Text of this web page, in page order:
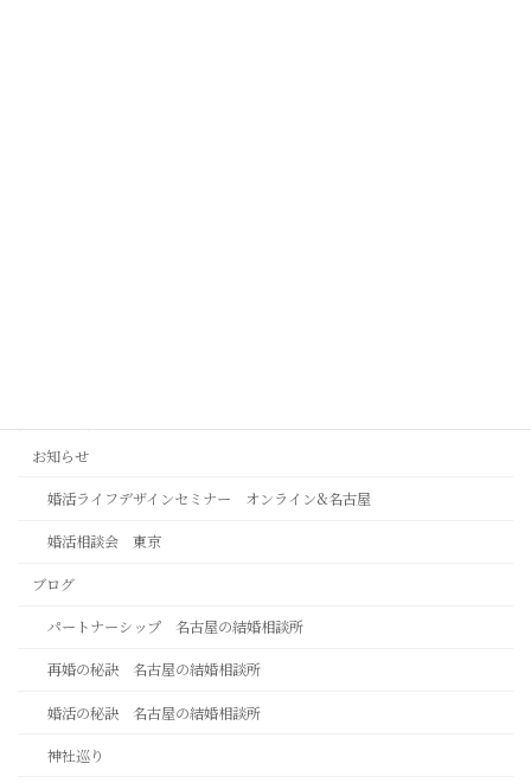
お知らせ
婚活ライフデザインセミナー オンライン&名古屋
婚活相談会 東京
ブログ
パートナーシップ 名古屋の結婚相談所
再婚の秘訣 名古屋の結婚相談所
婚活の秘訣 名古屋の結婚相談所
神社巡り